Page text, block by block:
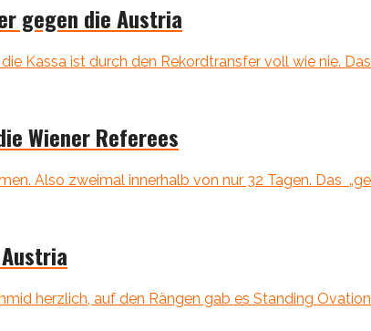
gegen die Austria
Kassa ist durch den Rekordtransfer voll wie nie.
Wiener Referees
Also zweimal innerhalb von nur 32 Tagen. Das
herzlich, auf den Rängen gab es Standing